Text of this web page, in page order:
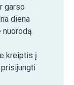
garso
diena
nuorodą
kreiptis į